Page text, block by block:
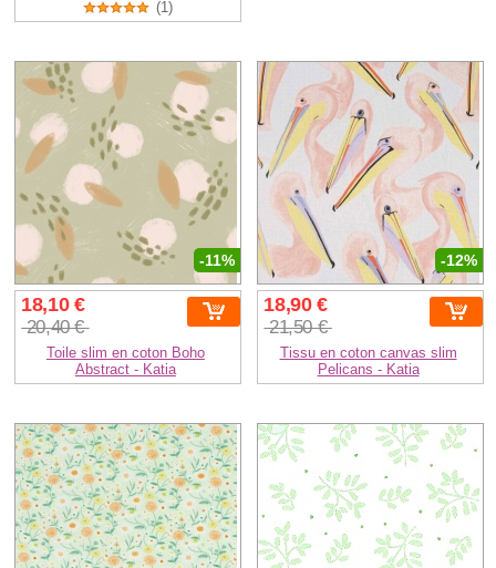
(1)
-11%
18,10 €
20,40 €
Toile slim en coton Boho
Abstract - Katia
-12%
18,90 €
21,50 €
Tissu en coton canvas slim
Pelicans - Katia